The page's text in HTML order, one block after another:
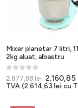
Mixer planetar 7 litri,
2kg aluat, albastru
0 out of 5
2.877,88lei Prețul
inițial
2.160,85
TVA (2.614,63 lei cu